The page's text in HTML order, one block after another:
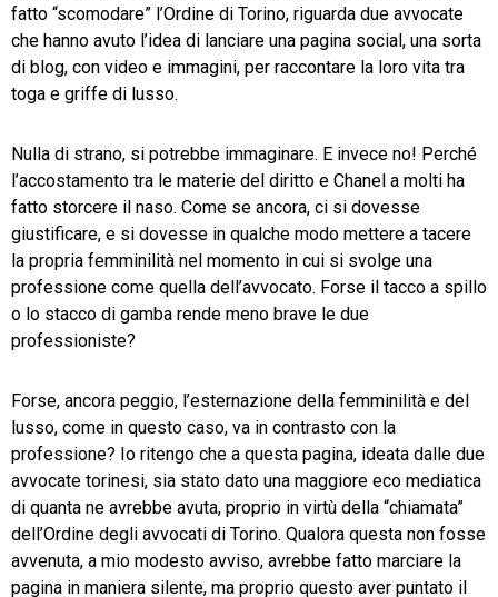
fatto “scomodare” l’Ordine di Torino, riguarda due avvocate
che hanno avuto l’idea di lanciare una pagina social, una sorta
di blog, con video e immagini, per raccontare la loro vita tra
toga e griffe di lusso.
Nulla di strano, si potrebbe immaginare. E invece no! Perché
l’accostamento tra le materie del diritto e Chanel a molti ha
fatto storcere il naso. Come se ancora, ci si dovesse
giustificare, e si dovesse in qualche modo mettere a tacere
la propria femminilità nel momento in cui si svolge una
professione come quella dell’avvocato. Forse il tacco a spillo
o lo stacco di gamba rende meno brave le due
professioniste?
Forse, ancora peggio, l’esternazione della femminilità e del
lusso, come in questo caso, va in contrasto con la
professione? Io ritengo che a questa pagina, ideata dalle due
avvocate torinesi, sia stato dato una maggiore eco mediatica
di quanta ne avrebbe avuta, proprio in virtù della “chiamata”
dell’Ordine degli avvocati di Torino. Qualora questa non fosse
avvenuta, a mio modesto avviso, avrebbe fatto marciare la
pagina in maniera silente, ma proprio questo aver puntato il